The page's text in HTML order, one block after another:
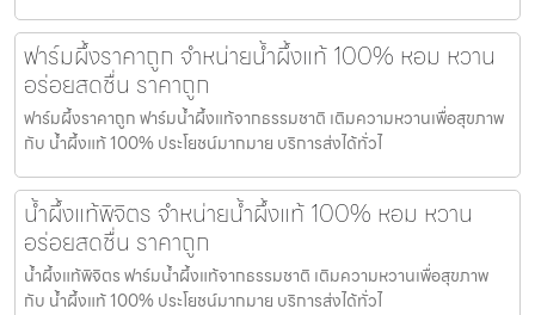
ฟาร์มผึ้งราคาถูก จำหน่ายน้ำผึ้งแท้ 100% หอม หวาน
อร่อยสดชื่น ราคาถูก
ฟาร์มผึ้งราคาถูก ฟาร์มน้ำผึ้งแท้จากธรรมชาติ เติมความหวานเพื่อสุขภาพ
กับ น้ำผึ้งแท้ 100% ประโยชน์มากมาย บริการส่งได้ทั่วไ
น้ำผึ้งแท้พิจิตร จำหน่ายน้ำผึ้งแท้ 100% หอม หวาน
อร่อยสดชื่น ราคาถูก
น้ำผึ้งแท้พิจิตร ฟาร์มน้ำผึ้งแท้จากธรรมชาติ เติมความหวานเพื่อสุขภาพ
กับ น้ำผึ้งแท้ 100% ประโยชน์มากมาย บริการส่งได้ทั่วไ